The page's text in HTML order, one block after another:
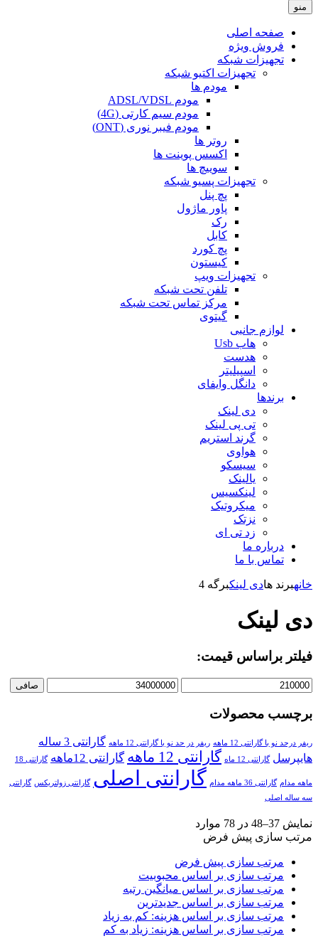
منو
صفحه اصلی
فروش ویژه
تجهیزات شبکه
تجهیزات اکتیو شبکه
مودم ها
مودم ADSL/VDSL
مودم سیم کارتی (4G)
مودم فیبر نوری (ONT)
روتر ها
اکسس پوینت ها
سوییچ ها
تجهیزات پسیو شبکه
پچ پنل
پاور ماژول
رک
کابل
پچ کورد
کیستون
تجهیزات ویپ
تلفن تحت شبکه
مرکز تماس تحت شبکه
گیتوی
لوازم جانبی
هاب Usb
هدست
اسپیلیتر
دانگل وایفای
برندها
دی لینک
تی پی لینک
گرند استریم
هواوی
سیسکو
یالینک
لینکسیس
میکروتیک
نزتک
زد تی ای
درباره ما
تماس با ما
خانهبرند هادی لینکبرگه 4
دی لینک
فیلتر براساس قیمت:
صافی
برچسب محصولات
ریفر درحد نو با گارانتی 12 ماهه ریفر در حد نو با گارانتی 12 ماهه
گارانتی 3 ساله
هایپرسل گارانتی 12 ماه گارانتی 12 ماهه گارانتی 12ماهه گارانتی 18
ماهه مدام گارانتی 36 ماهه مدام گارانتی اصلی گارانتی زولتریکس گارانتی
سه ساله اصلی
نمایش 37–48 در 78 موارد
مرتب سازی پیش فرض
مرتب سازی پیش فرض
مرتب سازی بر اساس محبوبیت
مرتب سازی بر اساس میانگین رتبه
مرتب سازی بر اساس جدیدترین
مرتب سازی بر اساس هزینه: کم به زیاد
مرتب سازی بر اساس هزینه: زیاد به کم